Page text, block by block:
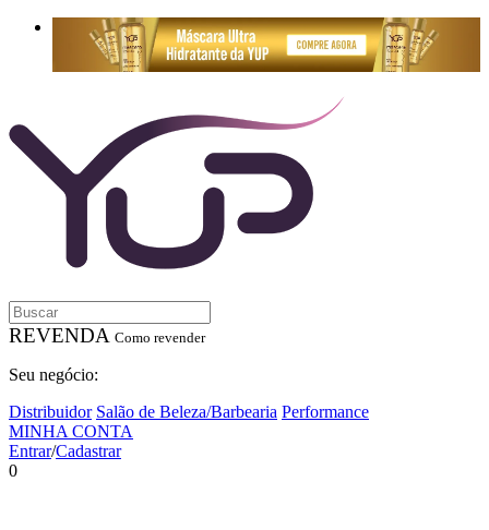
REVENDA Como revender
Seu negócio:
Distribuidor Salão de Beleza/Barbearia Performance
MINHA CONTA
Entrar/Cadastrar
0